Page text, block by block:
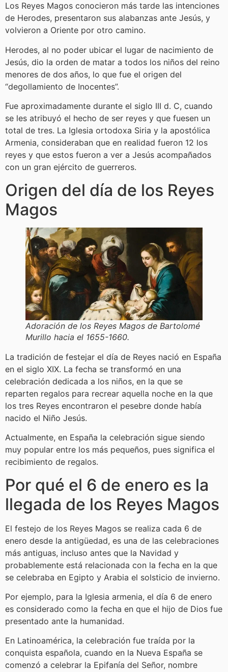
Los Reyes Magos conocieron más tarde las intenciones
de Herodes, presentaron sus alabanzas ante Jesús, y
volvieron a Oriente por otro camino.
Herodes, al no poder ubicar el lugar de nacimiento de
Jesús, dio la orden de matar a todos los niños del reino
menores de dos años, lo que fue el origen del
“degollamiento de Inocentes”.
Fue aproximadamente durante el siglo III d. C, cuando
se les atribuyó el hecho de ser reyes y que fuesen un
total de tres. La Iglesia ortodoxa Siria y la apostólica
Armenia, consideraban que en realidad fueron 12 los
reyes y que estos fueron a ver a Jesús acompañados
con un gran ejército de guerreros.
Origen del día de los Reyes
Magos
Adoración de los Reyes Magos de Bartolomé
Murillo hacia el 1655-1660.
La tradición de festejar el día de Reyes nació en España
en el siglo XIX. La fecha se transformó en una
celebración dedicada a los niños, en la que se
reparten regalos para recrear aquella noche en la que
los tres Reyes encontraron el pesebre donde había
nacido el Niño Jesús.
Actualmente, en España la celebración sigue siendo
muy popular entre los más pequeños, pues significa el
recibimiento de regalos.
Por qué el 6 de enero es la
llegada de los Reyes Magos
El festejo de los Reyes Magos se realiza cada 6 de
enero desde la antigüedad, es una de las celebraciones
más antiguas, incluso antes que la Navidad y
probablemente está relacionada con la fecha en la que
se celebraba en Egipto y Arabia el solsticio de invierno.
Por ejemplo, para la Iglesia armenia, el día 6 de enero
es considerado como la fecha en que el hijo de Dios fue
presentado ante la humanidad.
En Latinoamérica, la celebración fue traída por la
conquista española, cuando en la Nueva España se
comenzó a celebrar la Epifanía del Señor, nombre